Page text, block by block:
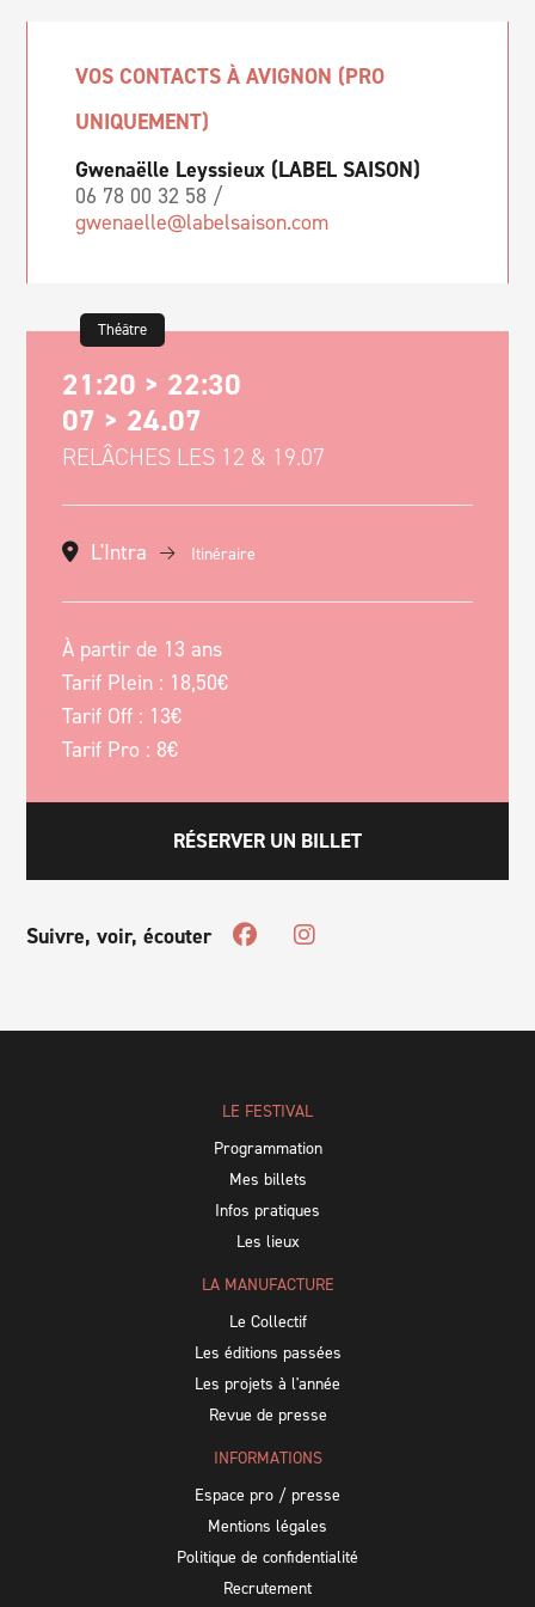
VOS CONTACTS À AVIGNON (PRO
UNIQUEMENT)
Gwenaëlle Leyssieux (LABEL SAISON)
06 78 00 32 58 /
gwenaelle@labelsaison.com
Théâtre
21:20 > 22:30
07 > 24.07
RELÂCHES LES 12 & 19.07
L'Intra Itinéraire
À partir de 13 ans
Tarif Plein : 18,50€
Tarif Off : 13€
Tarif Pro : 8€
RÉSERVER UN BILLET
Suivre, voir, écouter
LE FESTIVAL
Programmation
Mes billets
Infos pratiques
Les lieux
LA MANUFACTURE
Le Collectif
Les éditions passées
Les projets à l'année
Revue de presse
INFORMATIONS
Espace pro / presse
Mentions légales
Politique de confidentialité
Recrutement